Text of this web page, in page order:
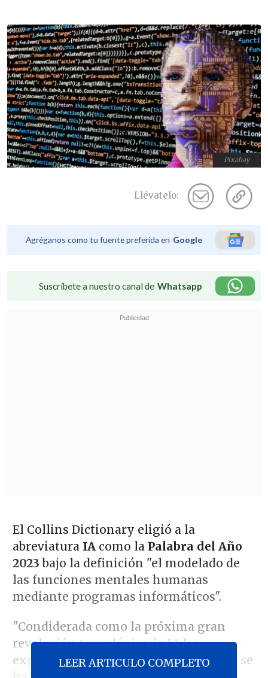
Pixabay
Llévatelo:
Agréganos como tu fuente preferida en Google
Suscríbete a nuestro canal de Whatsapp
El Collins Dictionary eligió a la
abreviatura IAcomo la Palabra del Año
2023 bajo la definición "el modelado de
las funciones mentales humanas
mediante programas informáticos".
"Condiderada como la próxima gran
revolución tecnológica, la IA ha
experimentado un rápido desarrollo y se
LEER ARTICULO COMPLETO